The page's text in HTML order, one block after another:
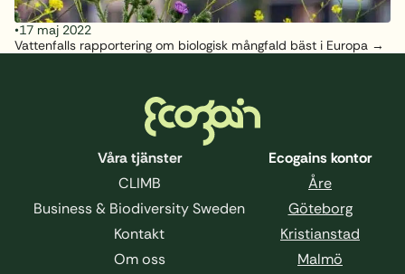
•17 maj 2022
Vattenfalls rapportering om biologisk mångfald bäst i Europa
Våra tjänster
CLIMB
Business & Biodiversity Sweden
Kontakt
Om oss
Ecogains kontor
Åre
Göteborg
Kristianstad
Malmö